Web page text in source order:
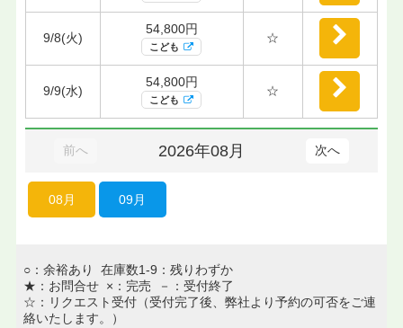
9/8(火)
54,800円
こども
☆
9/9(水)
54,800円
こども
☆
前へ 2026年08月 次へ
08月 09月
○：余裕あり 在庫数1-9：残りわずか
★：お問合せ ×：完売 －：受付終了
☆：リクエスト受付（受付完了後、弊社より予約の可否をご連
絡いたします。）